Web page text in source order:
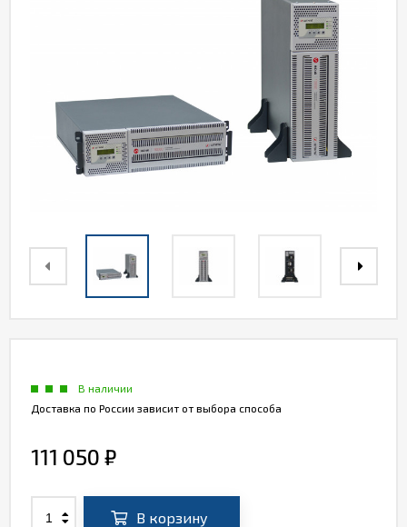
В наличии
Доставка по России зависит от выбора способа
111 050 ₽
В корзину